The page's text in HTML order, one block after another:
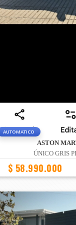
AUTOMATICO
ASTON
ÚNICO GRIS
$ 58.990.000